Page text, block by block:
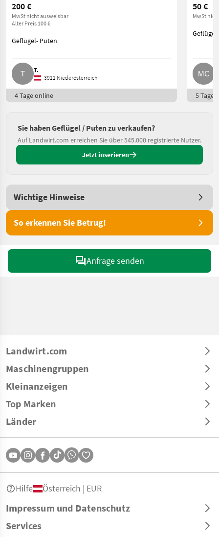
200 €
MwSt nicht ausweisbar
Alter Preis 100 €
Geflügel- Puten
T.
3911 Niederösterreich
4 Tage online
50 €
MwSt
5 Tage
Sie haben Geflügel / Puten zu verkaufen?
Auf Landwirt.com erreichen Sie über 545.000 registrierte Nutzer.
Jetzt inserieren
Wichtige Hinweise
So erkennen Sie Betrug!
Anfrage senden
Landwirt.com
Maschinengruppen
Kleinanzeigen
Top Marken
Länder
Impressum und Datenschutz
Services
Hilfe Österreich | EUR